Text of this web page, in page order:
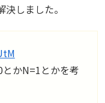
しました。
かN=1とかを考